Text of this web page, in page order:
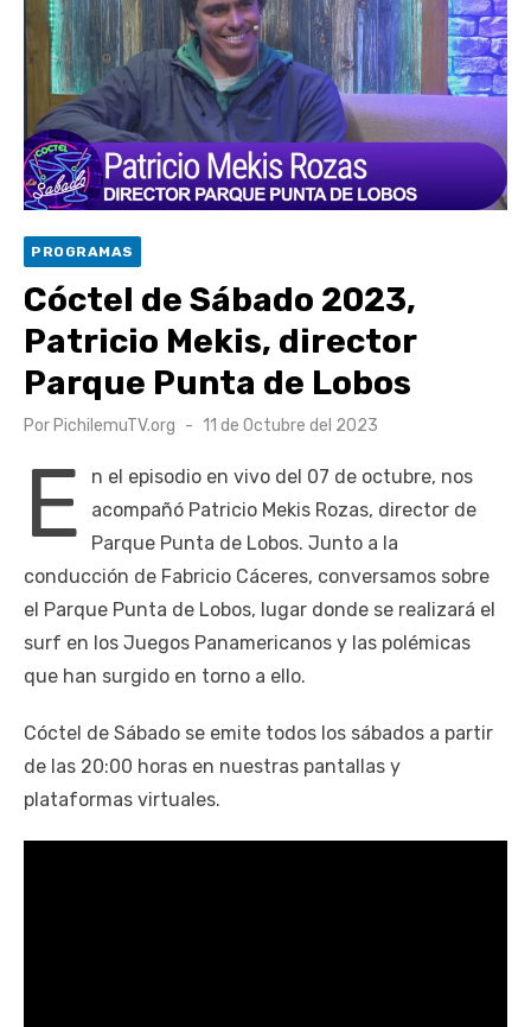
UOH y Municipalidad de Machalí suscriben convenio para
esterilización de mascotas
Hospital de Santa Cruz y Atención Primaria fortalecen
alianza para mejorar el acceso a la atención
gastroenterológica
Rector y diputado Neumann se refieren a cuestionamientos
Valparaíso vuelve a posicionarse como la ciudad con la
conexión a internet más rápida del mundo
PROGRAMAS
Cóctel de Sábado 2023,
Patricio Mekis, director
Parque Punta de Lobos
Por PichilemuTV.org
Publicado
11 de Octubre del 2023
E
n el episodio en vivo del 07 de octubre, nos
acompañó Patricio Mekis Rozas, director de
Parque Punta de Lobos. Junto a la
conducción de Fabricio Cáceres, conversamos sobre
el Parque Punta de Lobos, lugar donde se realizará el
surf en los Juegos Panamericanos y las polémicas
que han surgido en torno a ello.
Cóctel de Sábado se emite todos los sábados a partir
de las 20:00 horas en nuestras pantallas y
plataformas virtuales.